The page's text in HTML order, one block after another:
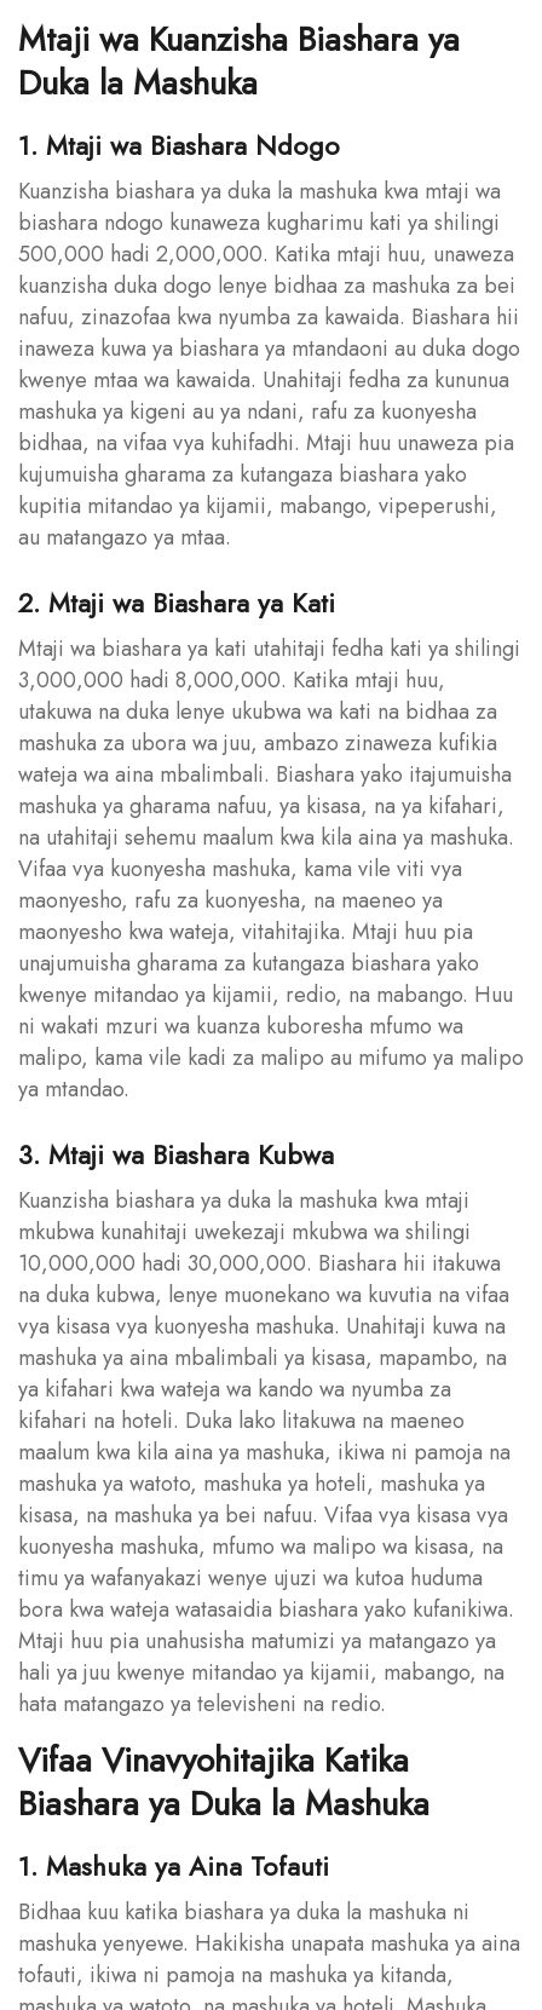
Mtaji wa Kuanzisha Biashara ya
Duka la Mashuka
1. Mtaji wa Biashara Ndogo
Kuanzisha biashara ya duka la mashuka kwa mtaji wa
biashara ndogo kunaweza kugharimu kati ya shilingi
500,000 hadi 2,000,000. Katika mtaji huu, unaweza
kuanzisha duka dogo lenye bidhaa za mashuka za bei
nafuu, zinazofaa kwa nyumba za kawaida. Biashara hii
inaweza kuwa ya biashara ya mtandaoni au duka dogo
kwenye mtaa wa kawaida. Unahitaji fedha za kununua
mashuka ya kigeni au ya ndani, rafu za kuonyesha
bidhaa, na vifaa vya kuhifadhi. Mtaji huu unaweza pia
kujumuisha gharama za kutangaza biashara yako
kupitia mitandao ya kijamii, mabango, vipeperushi,
au matangazo ya mtaa.
2. Mtaji wa Biashara ya Kati
Mtaji wa biashara ya kati utahitaji fedha kati ya shilingi
3,000,000 hadi 8,000,000. Katika mtaji huu,
utakuwa na duka lenye ukubwa wa kati na bidhaa za
mashuka za ubora wa juu, ambazo zinaweza kufikia
wateja wa aina mbalimbali. Biashara yako itajumuisha
mashuka ya gharama nafuu, ya kisasa, na ya kifahari,
na utahitaji sehemu maalum kwa kila aina ya mashuka.
Vifaa vya kuonyesha mashuka, kama vile viti vya
maonyesho, rafu za kuonyesha, na maeneo ya
maonyesho kwa wateja, vitahitajika. Mtaji huu pia
unajumuisha gharama za kutangaza biashara yako
kwenye mitandao ya kijamii, redio, na mabango. Huu
ni wakati mzuri wa kuanza kuboresha mfumo wa
malipo, kama vile kadi za malipo au mifumo ya malipo
ya mtandao.
3. Mtaji wa Biashara Kubwa
Kuanzisha biashara ya duka la mashuka kwa mtaji
mkubwa kunahitaji uwekezaji mkubwa wa shilingi
10,000,000 hadi 30,000,000. Biashara hii itakuwa
na duka kubwa, lenye muonekano wa kuvutia na vifaa
vya kisasa vya kuonyesha mashuka. Unahitaji kuwa na
mashuka ya aina mbalimbali ya kisasa, mapambo, na
ya kifahari kwa wateja wa kando wa nyumba za
kifahari na hoteli. Duka lako litakuwa na maeneo
maalum kwa kila aina ya mashuka, ikiwa ni pamoja na
mashuka ya watoto, mashuka ya hoteli, mashuka ya
kisasa, na mashuka ya bei nafuu. Vifaa vya kisasa vya
kuonyesha mashuka, mfumo wa malipo wa kisasa, na
timu ya wafanyakazi wenye ujuzi wa kutoa huduma
bora kwa wateja watasaidia biashara yako kufanikiwa.
Mtaji huu pia unahusisha matumizi ya matangazo ya
hali ya juu kwenye mitandao ya kijamii, mabango, na
hata matangazo ya televisheni na redio.
Vifaa Vinavyohitajika Katika
Biashara ya Duka la Mashuka
1. Mashuka ya Aina Tofauti
Bidhaa kuu katika biashara ya duka la mashuka ni
mashuka yenyewe. Hakikisha unapata mashuka ya aina
tofauti, ikiwa ni pamoja na mashuka ya kitanda,